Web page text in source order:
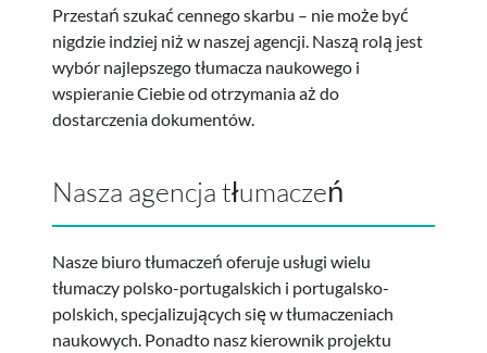
Przestań szukać cennego skarbu – nie może być
nigdzie indziej niż w naszej agencji. Naszą rolą jest
wybór najlepszego tłumacza naukowego i
wspieranie Ciebie od otrzymania aż do
dostarczenia dokumentów.
Nasza agencja tłumaczeń
Nasze biuro tłumaczeń oferuje usługi wielu
tłumaczy polsko-portugalskich i portugalsko-
polskich, specjalizujących się w tłumaczeniach
naukowych. Ponadto nasz kierownik projektu